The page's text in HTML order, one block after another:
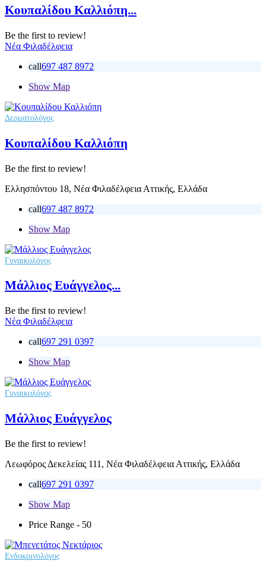
Κουπαλίδου Καλλιόπη...
Be the first to review!
Νέα Φιλαδέλφεια
call697 487 8972
Show Map
Δερματολόγος
Κουπαλίδου Καλλιόπη
Be the first to review!
Ελλησπόντου 18, Νέα Φιλαδέλφεια Αττικής, Ελλάδα
call697 487 8972
Show Map
Γυναικολόγος
Μάλλιος Ευάγγελος...
Be the first to review!
Νέα Φιλαδέλφεια
call697 291 0397
Show Map
Γυναικολόγος
Μάλλιος Ευάγγελος
Be the first to review!
Λεωφόρος Δεκελείας 111, Νέα Φιλαδέλφεια Αττικής, Ελλάδα
call697 291 0397
Show Map
Price Range - 50
Ενδοκρινολόγος